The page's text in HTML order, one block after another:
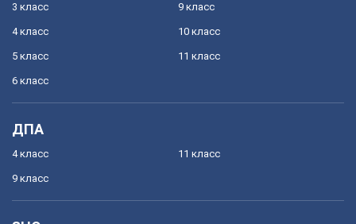
3 класс
4 класс
5 класс
6 класс
9 класс
10 класс
11 класс
ДПА
4 класс
9 класс
11 класс